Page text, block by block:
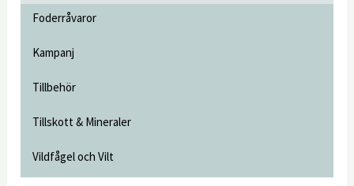
Foderråvaror
Kampanj
Tillbehör
Tillskott & Mineraler
Vildfågel och Vilt